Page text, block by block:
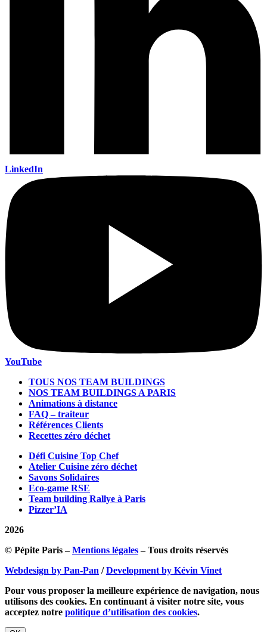
LinkedIn
YouTube
TOUS NOS TEAM BUILDINGS
NOS TEAM BUILDINGS A PARIS
Animations à distance
FAQ – traiteur
Références Clients
Recettes zéro déchet
Défi Cuisine Top Chef
Atelier Cuisine zéro déchet
Savons Solidaires
Eco-game RSE
Team building Rallye à Paris
Pizzer’IA
2026
© Pépite Paris –Mentions légales– Tous droits réservés
Webdesign by Pan-Pan /Development by Kévin Vinet
Pour vous proposer la meilleure expérience de navigation, nous
utilisons des cookies. En continuant à visiter notre site, vous
acceptez notre politique d’utilisation des cookies.